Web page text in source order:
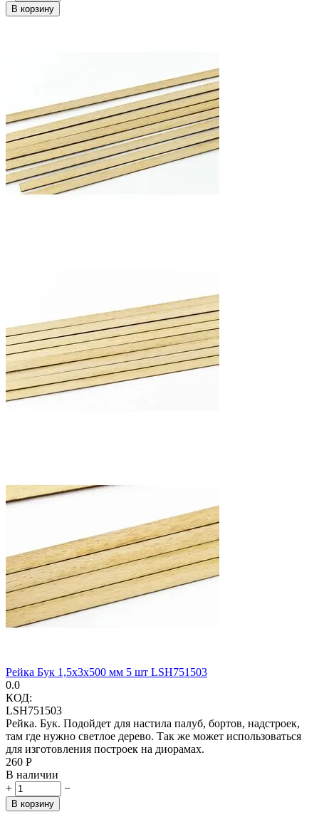
В корзину
Рейка Бук 1,5х3х500 мм 5 шт LSH751503
0.0
КОД:
LSH751503
Рейка. Бук. Подойдет для настила палуб, бортов, надстроек,
там где нужно светлое дерево. Так же может использоваться
для изготовления построек на диорамах.
‍260‍ Р
В наличии
+
−
В корзину